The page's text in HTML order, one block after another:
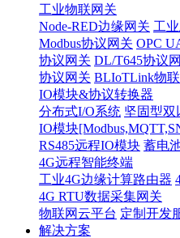
工业物联网关
Node-RED边缘网关 工
Modbus协议网关 OPC
协议网关 DL/T645协议
协议网关 BLIoTLink物
IO模块&协议转换器
分布式I/O系统 坚固型双
IO模块
RS485远程IO模块 蓄电
4G远程智能终端
工业4G边缘计算路由器
4G RTU数据采集网关
物联网云平台 定制开发
解决方案